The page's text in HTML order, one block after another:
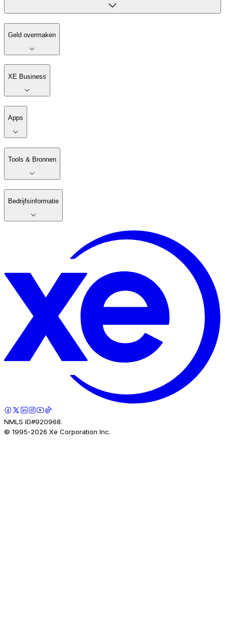
Geld overmaken
XE Business
Apps
Tools & Bronnen
Bedrijfsinformatie
NMLS ID#920968.
© 1995-2026 Xe Corporation Inc.